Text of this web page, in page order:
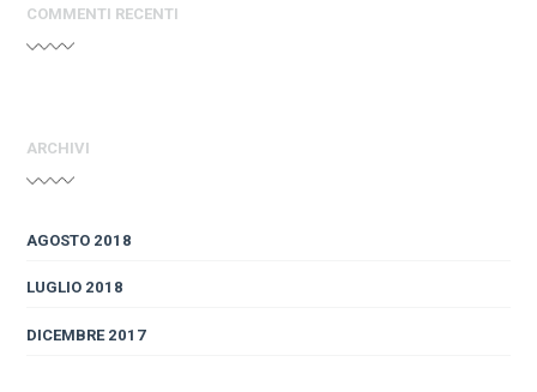
COMMENTI RECENTI
ARCHIVI
AGOSTO 2018
LUGLIO 2018
DICEMBRE 2017